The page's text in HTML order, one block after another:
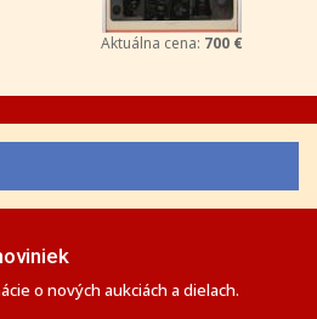
Aktuálna cena: 700 €
o nových aukciách a dielach.